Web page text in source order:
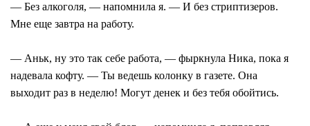
— Без алкоголя, — напомнила я. — И без стриптизеров.
Мне еще завтра на работу.
— Аньк, ну это так себе работа, — фыркнула Ника, пока я
надевала кофту. — Ты ведешь колонку в газете. Она
выходит раз в неделю! Могут денек и без тебя обойтись.